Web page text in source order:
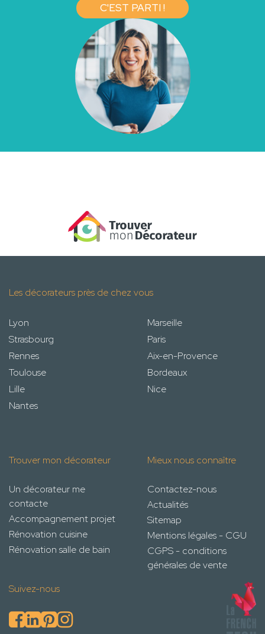
C'EST PARTI !
Les décorateurs près de chez vous
Lyon
Marseille
Strasbourg
Paris
Rennes
Aix-en-Provence
Toulouse
Bordeaux
Lille
Nice
Nantes
Trouver mon décorateur
Un décorateur me
contacte
Accompagnement projet
Rénovation cuisine
Rénovation salle de bain
Mieux nous connaître
Contactez-nous
Actualités
Sitemap
Mentions légales - CGU
CGPS - conditions
générales de vente
Suivez-nous